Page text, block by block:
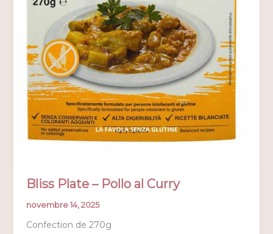
Bliss Plate – Pollo al Curry
novembre 14, 2025
Confection de 270g